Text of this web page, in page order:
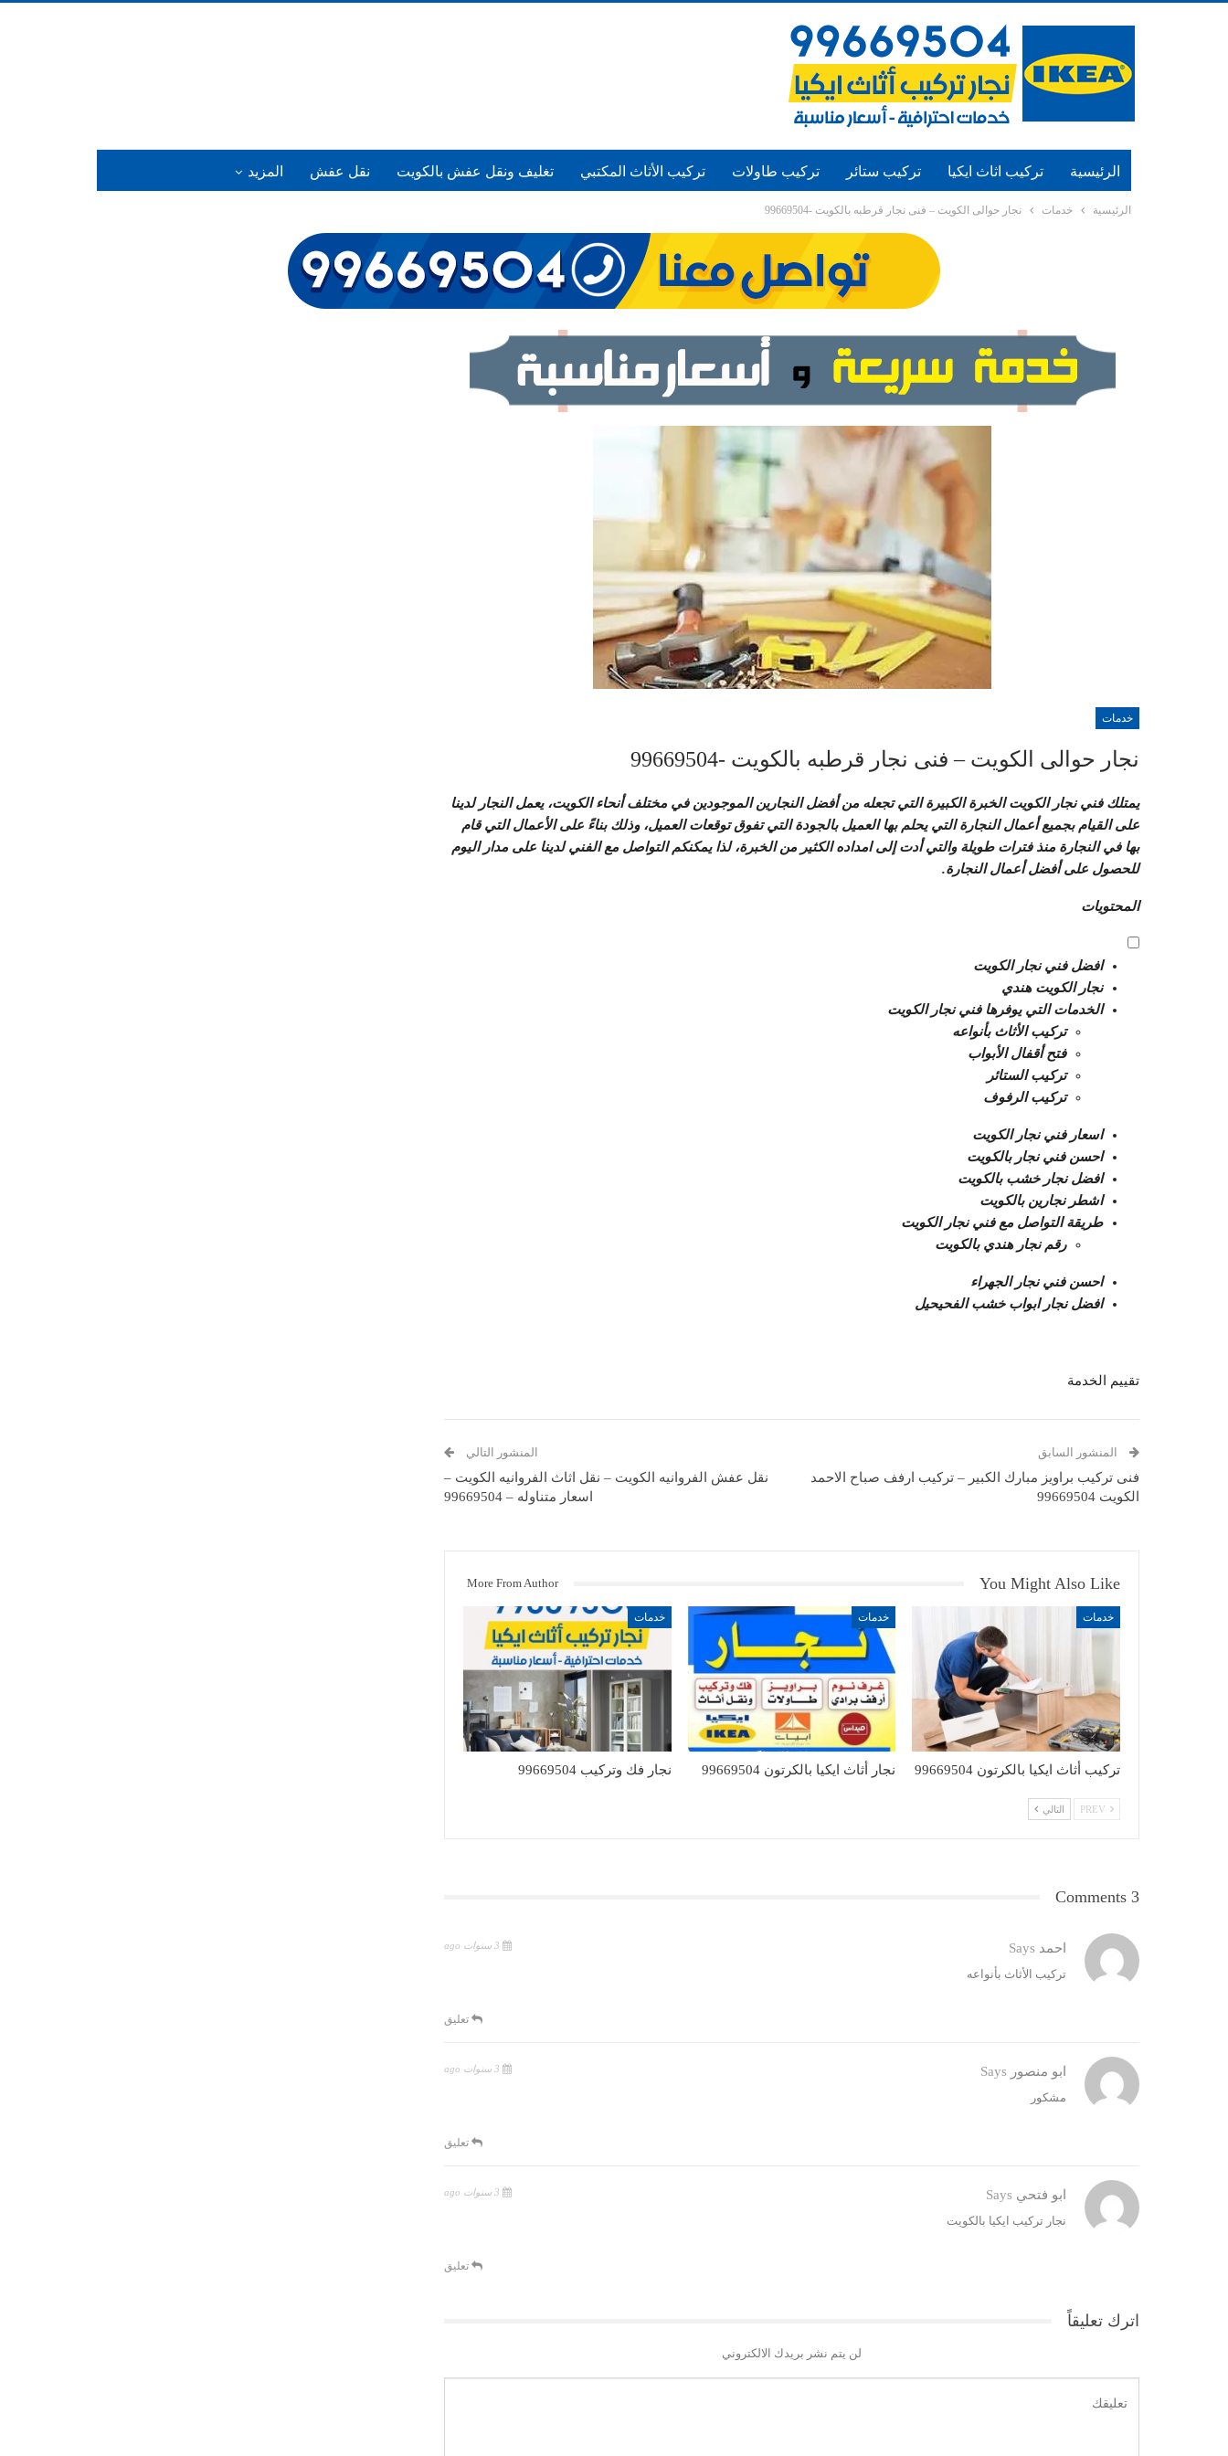
الرئيسية تركيب اثاث ايكيا تركيب ستائر تركيب طاولات تركيب الأثاث المكتبي تغليف ونقل عفش بالكويت نقل عفش المزيد
الرئيسية خدمات نجار حوالى الكويت – فنى نجار قرطبه بالكويت -99669504
خدمات
نجار حوالى الكويت – فنى نجار قرطبه بالكويت -99669504
يمتلك فني نجار الكويت الخبرة الكبيرة التي تجعله من أفضل النجارين الموجودين في مختلف أنحاء الكويت، يعمل النجار لدينا
على القيام بجميع أعمال النجارة التي يحلم بها العميل بالجودة التي تفوق توقعات العميل، وذلك بناءً على الأعمال التي قام
بها في النجارة منذ فترات طويلة والتي أدت إلى امداده الكثير من الخبرة، لذا يمكنكم التواصل مع الفني لدينا على مدار اليوم
للحصول على أفضل أعمال النجارة.
المحتويات
افضل فني نجار الكويت
نجار الكويت هندي
الخدمات التي يوفرها فني نجار الكويت
تركيب الأثاث بأنواعه
فتح أقفال الأبواب
تركيب الستائر
تركيب الرفوف
اسعار فني نجار الكويت
احسن فني نجار بالكويت
افضل نجار خشب بالكويت
اشطر نجارين بالكويت
طريقة التواصل مع فني نجار الكويت
رقم نجار هندي بالكويت
احسن فني نجار الجهراء
افضل نجار ابواب خشب الفحيحيل
تقييم الخدمة
المنشور السابق
فنى تركيب براويز مبارك الكبير – تركيب ارفف صباح الاحمد
الكويت 99669504
المنشور التالي
نقل عفش الفروانيه الكويت – نقل اثاث الفروانيه الكويت –
اسعار متناوله – 99669504
You Might Also Like
More From Author
خدمات
تركيب أثاث ايكيا بالكرتون 99669504
خدمات
نجار أثاث ايكيا بالكرتون 99669504
خدمات
نجار فك وتركيب 99669504
التالي
3 Comments
احمد Says
تركيب الأثاث بأنواعه
تعليق
ابو منصور Says
مشكور
تعليق
ابو فتحي Says
نجار تركيب ايكيا بالكويت
تعليق
اترك تعليقاً
لن يتم نشر بريدك الالكتروني